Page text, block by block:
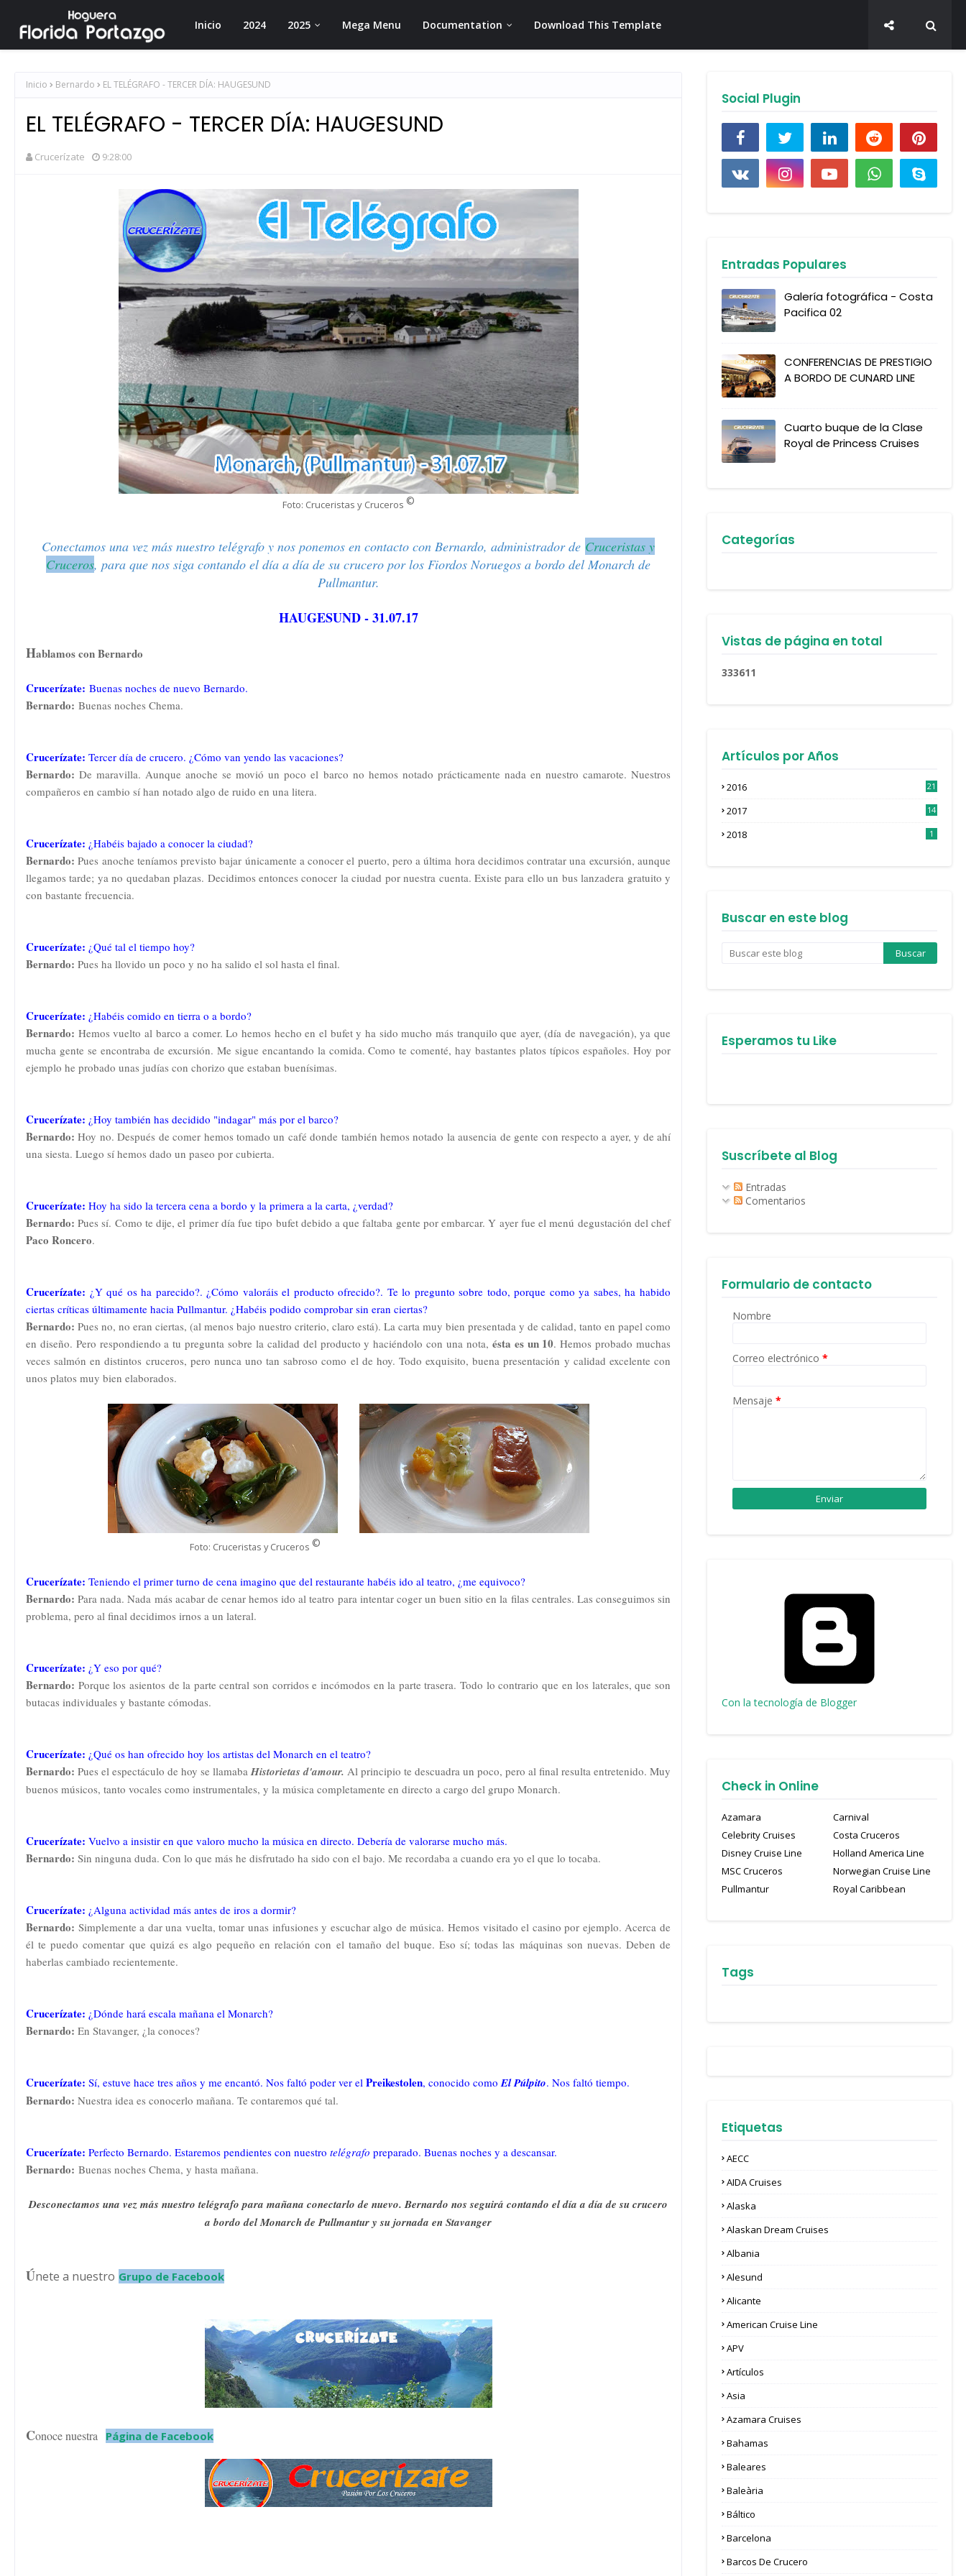
Inicio 2024 2025 Mega Menu Documentation Download This Template
Inicio Bernardo EL TELÉGRAFO - TERCER DÍA: HAUGESUND
EL TELÉGRAFO - TERCER DÍA: HAUGESUND
Crucerízate 9:28:00
Foto: Cruceristas y Cruceros ©
Conectamos una vez más nuestro telégrafo y nos ponemos en contacto con Bernardo, administrador de Cruceristas y
Cruceros, para que nos siga contando el día a día de su crucero por los Fiordos Noruegos a bordo del Monarch de
Pullmantur.
HAUGESUND - 31.07.17
Hablamos con Bernardo
Crucerízate: Buenas noches de nuevo Bernardo.
Bernardo: Buenas noches Chema.
Crucerízate: Tercer día de crucero. ¿Cómo van yendo las vacaciones?
Bernardo:De maravilla. Aunque anoche se movió un poco el barco no hemos notado prácticamente nada en nuestro camarote. Nuestros
compañeros en cambio sí han notado algo de ruido en una litera.
Crucerízate: ¿Habéis bajado a conocer la ciudad?
Bernardo:Pues anoche teníamos previsto bajar únicamente a conocer el puerto, pero a última hora decidimos contratar una excursión, aunque
llegamos tarde; ya no quedaban plazas. Decidimos entonces conocer la ciudad por nuestra cuenta. Existe para ello un bus lanzadera gratuito y
con bastante frecuencia.
Crucerízate: ¿Qué tal el tiempo hoy?
Bernardo: Pues ha llovido un poco y no ha salido el sol hasta el final.
Crucerízate: ¿Habéis comido en tierra o a bordo?
Bernardo: Hemos vuelto al barco a comer. Lo hemos hecho en el bufet y ha sido mucho más tranquilo que ayer, (día de navegación), ya que
mucha gente se encontraba de excursión. Me sigue encantando la comida. Como te comenté, hay bastantes platos típicos españoles. Hoy por
ejemplo he probado unas judías con chorizo que estaban buenísimas.
Crucerízate: ¿Hoy también has decidido "indagar" más por el barco?
Bernardo:Hoy no. Después de comer hemos tomado un café donde también hemos notado la ausencia de gente con respecto a ayer, y de ahí
una siesta. Luego sí hemos dado un paseo por cubierta.
Crucerízate: Hoy ha sido la tercera cena a bordo y la primera a la carta, ¿verdad?
Bernardo:Pues sí. Como te dije, el primer día fue tipo bufet debido a que faltaba gente por embarcar. Y ayer fue el menú degustación del chef
Paco Roncero.
Crucerízate: ¿Y qué os ha parecido?. ¿Cómo valoráis el producto ofrecido?. Te lo pregunto sobre todo, porque como ya sabes, ha habido
ciertas críticas últimamente hacia Pullmantur. ¿Habéis podido comprobar sin eran ciertas?
Bernardo: Pues no, no eran ciertas, (al menos bajo nuestro criterio, claro está). La carta muy bien presentada y de calidad, tanto en papel como
en diseño. Pero respondiendo a tu pregunta sobre la calidad del producto y haciéndolo con una nota, ésta es un 10. Hemos probado muchas
veces salmón en distintos cruceros, pero nunca uno tan sabroso como el de hoy. Todo exquisito, buena presentación y calidad excelente con
unos platos muy bien elaborados.
Foto: Cruceristas y Cruceros ©
Crucerízate: Teniendo el primer turno de cena imagino que del restaurante habéis ido al teatro, ¿me equivoco?
Bernardo:Para nada. Nada más acabar de cenar hemos ido al teatro para intentar coger un buen sitio en la filas centrales. Las conseguimos sin
problema, pero al final decidimos irnos a un lateral.
Crucerízate: ¿Y eso por qué?
Bernardo: Porque los asientos de la parte central son corridos e incómodos en la parte trasera. Todo lo contrario que en los laterales, que son
butacas individuales y bastante cómodas.
Crucerízate: ¿Qué os han ofrecido hoy los artistas del Monarch en el teatro?
Bernardo: Pues el espectáculo de hoy se llamabaHistorietas d'amour. Al principio te descuadra un poco, pero al final resulta entretenido. Muy
buenos músicos, tanto vocales como instrumentales, y la música completamente en directo a cargo del grupo Monarch.
Crucerízate: Vuelvo a insistir en que valoro mucho la música en directo. Debería de valorarse mucho más.
Bernardo: Sin ninguna duda. Con lo que más he disfrutado ha sido con el bajo. Me recordaba a cuando era yo el que lo tocaba.
Crucerízate: ¿Alguna actividad más antes de iros a dormir?
Bernardo: Simplemente a dar una vuelta, tomar unas infusiones y escuchar algo de música. Hemos visitado el casino por ejemplo. Acerca de
él te puedo comentar que quizá es algo pequeño en relación con el tamaño del buque. Eso sí; todas las máquinas son nuevas. Deben de
haberlas cambiado recientemente.
Crucerízate: ¿Dónde hará escala mañana el Monarch?
Bernardo: En Stavanger, ¿la conoces?
Crucerízate: Sí, estuve hace tres años y me encantó. Nos faltó poder ver el Preikestolen, conocido comoEl Púlpito. Nos faltó tiempo.
Bernardo: Nuestra idea es conocerlo mañana. Te contaremos qué tal.
Crucerízate: Perfecto Bernardo. Estaremos pendientes con nuestro telégrafo preparado. Buenas noches y a descansar.
Bernardo: Buenas noches Chema, y hasta mañana.
Desconectamos una vez más nuestro telégrafo para mañana conectarlo de nuevo. Bernardo nos seguirá contando el día a día de su crucero
a bordo del Monarch de Pullmantur y su jornada en Stavanger
Únete a nuestro Grupo de Facebook
Conoce nuestra Página de Facebook
Social Plugin
Entradas Populares
Galería fotográfica - Costa
Pacifica 02
CONFERENCIAS DE PRESTIGIO
A BORDO DE CUNARD LINE
Cuarto buque de la Clase
Royal de Princess Cruises
Categorías
Vistas de página en total
333611
Artículos por Años
2016
21
2017
14
2018 1
Buscar en este blog
Esperamos tu Like
Suscríbete al Blog
Entradas
Comentarios
Formulario de contacto
Nombre
Correo electrónico *
Mensaje *
Con la tecnología de Blogger
Check in Online
Azamara
Carnival
Celebrity Cruises
Costa Cruceros
Disney Cruise Line
Holland America Line
MSC Cruceros
Norwegian Cruise Line
Pullmantur
Royal Caribbean
Tags
Etiquetas
AECC
AIDA Cruises
Alaska
Alaskan Dream Cruises
Albania
Alesund
Alicante
American Cruise Line
APV
Artículos
Asia
Azamara Cruises
Bahamas
Baleares
Baleària
Báltico
Barcelona
Barcos De Crucero